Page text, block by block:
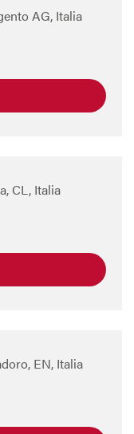
AG, Italia
CL, Italia
EN, Italia